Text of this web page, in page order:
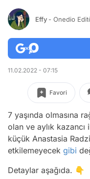
Effy - Onedio
11.02.2022 - 07:15
Favori
7 yaşında olmasına
olan ve aylık
küçük Anastasia
etkilemeyecek gibi
Detaylar aşağıda. 👇